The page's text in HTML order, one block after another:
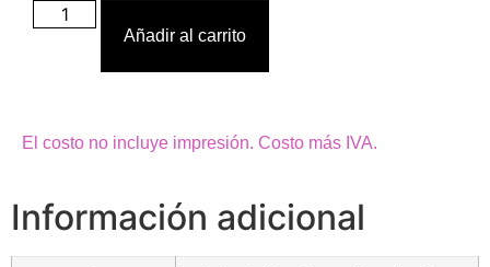
Añadir al carrito
El costo no incluye impresión. Costo más IVA.
Información adicional